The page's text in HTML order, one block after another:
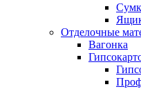
Отделочные
Вагонка